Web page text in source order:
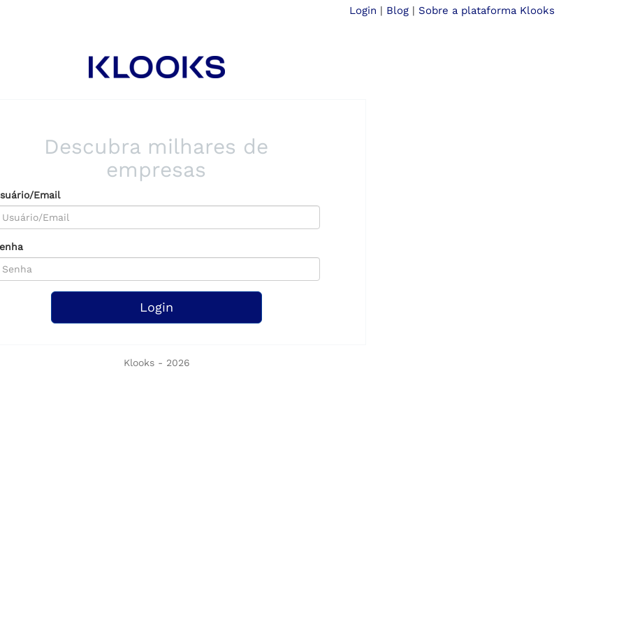
Login | Blog | Sobre a plataforma Klooks
Descubra milhares de
empresas
Email
Login
Klooks - 2026